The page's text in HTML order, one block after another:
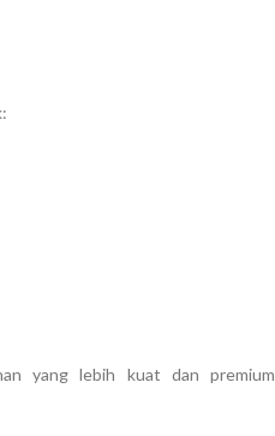
yang lebih kuat dan premium